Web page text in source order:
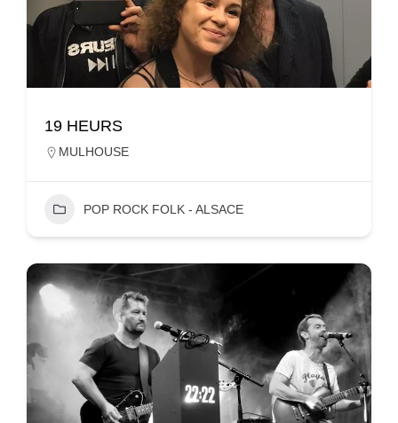
19 HEURS
MULHOUSE
POP ROCK FOLK - ALSACE